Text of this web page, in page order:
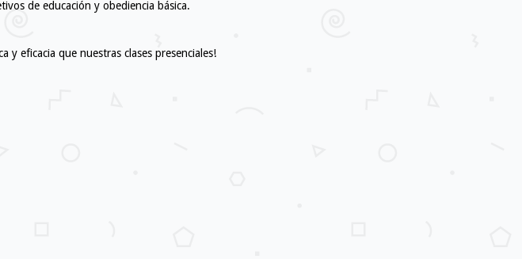
de educación y obediencia básica.
y eficacia que nuestras clases presenciales!